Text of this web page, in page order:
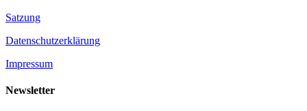
Satzung
Datenschutzerklärung
Impressum
Newsletter